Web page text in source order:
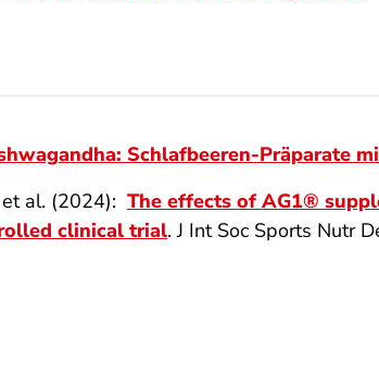
Schlafbeeren-Präparate
al. (2024): The effects of AG1®
clinical trial. J Int Soc Sports Nutr